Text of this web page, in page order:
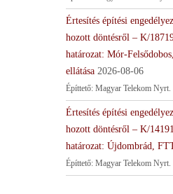
Értesítés építési
hozott döntésről – K/
határozat: Mór-
ellátása 2026-08-06
Építtető: Magyar Telekom Nyrt.
Értesítés építési
hozott döntésről – K/
határozat: Újdombrád,
Építtető: Magyar Telekom Nyrt.